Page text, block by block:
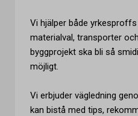
Vi hjälper både
materialval, transporter
byggprojekt ska bli så
möjligt.
Vi erbjuder vägledning
kan bistå med tips,